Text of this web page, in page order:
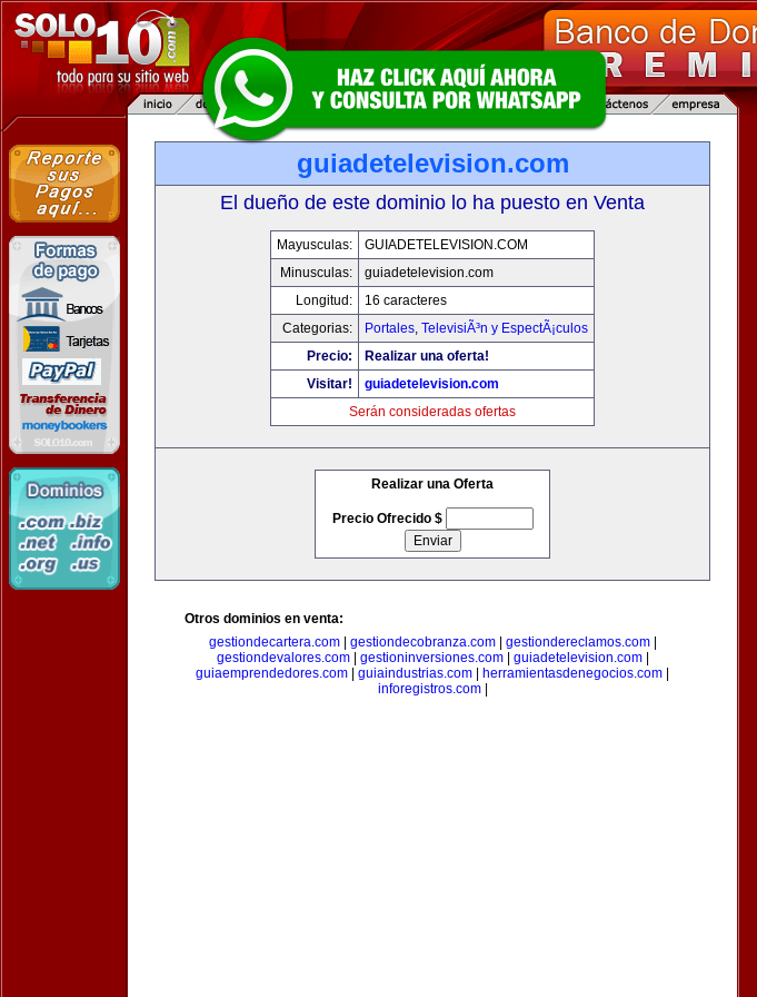
guiadetelevision.com
El dueño de este dominio lo ha puesto en Venta
Mayusculas:
GUIADETELEVISION.COM
Minusculas:
guiadetelevision.com
Longitud:
16 caracteres
Categorias:
Portales, TelevisiÃ³n y EspectÃ¡culos
Precio:
Realizar una oferta!
Visitar!
guiadetelevision.com
Serán consideradas ofertas
Realizar una Oferta
Precio Ofrecido $
Otros dominios en venta:
gestiondecartera.com| gestiondecobranza.com| gestiondereclamos.com|
gestiondevalores.com| gestioninversiones.com| guiadetelevision.com|
guiaemprendedores.com
guiaindustrias.com herramientasdenegocios.com
inforegistros.com|